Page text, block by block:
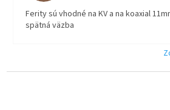
Ferity sú vhodné na KV a na koaxial
spätná väzba